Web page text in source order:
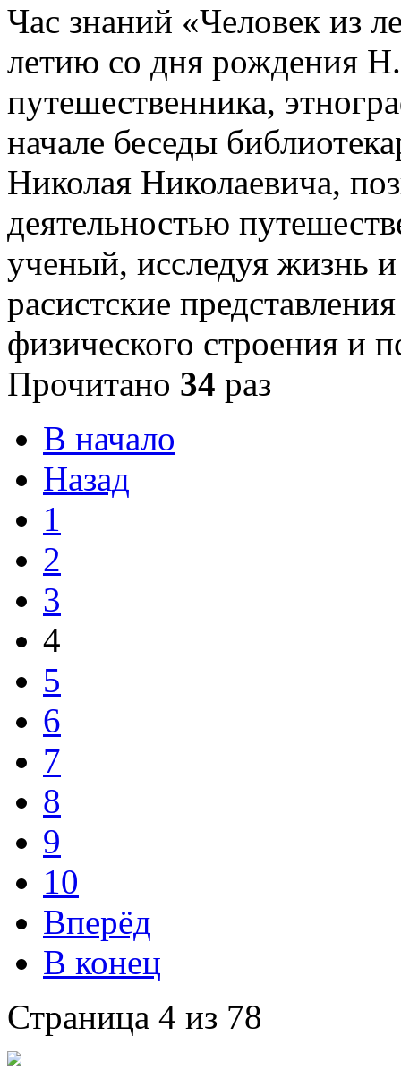
Час знаний «Человек из
летию со дня рождения
путешественника,
начале беседы
Николая Николаевича,
деятельностью
ученый, исследуя жизнь
расистские
физического строения и
Прочитано 34 раз
В начало
Назад
1
2
3
4
5
6
7
8
9
10
Вперёд
В конец
Страница 4 из 78